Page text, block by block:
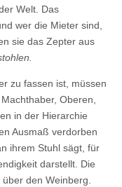
Welt. Das
wer die Mieter sind,
sie das Zepter aus
zu fassen ist, müssen
Oberen,
in der Hierarchie
Ausmaß verdorben
ihrem Stuhl sägt, für
darstellt. Die
den Weinberg.